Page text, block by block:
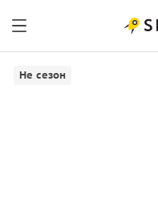
Не сезон